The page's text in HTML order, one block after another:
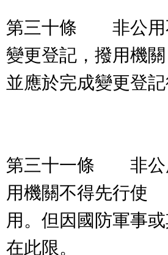
第三十條 非公用
變更登記，撥用機關
並應於完成變更登
第三十一條 非公
用機關不得先行使
用。但因國防軍事
在此限。